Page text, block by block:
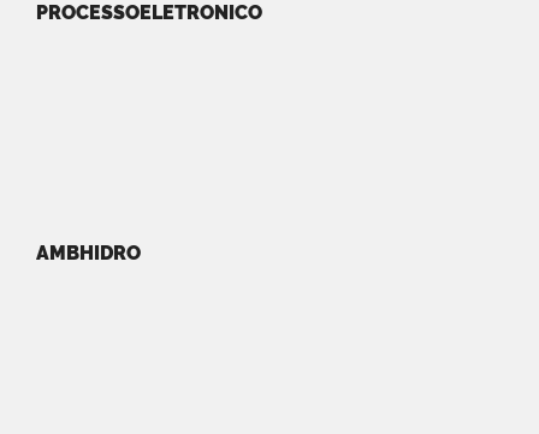
PROCESSOELETRONICO
AMBHIDRO